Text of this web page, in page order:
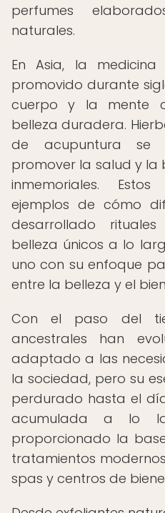
perfumes
naturales.
En Asia, la
promovido durante
cuerpo y la mente
belleza duradera.
de acupuntura se
promover la salud y la
inmemoriales.
ejemplos de cómo
desarrollado
belleza únicos a lo
uno con su enfoque
entre la belleza y el
Con el paso del
ancestrales han
adaptado a las
la sociedad, pero su
perdurado hasta el
acumulada a lo
proporcionado la
tratamientos
spas y centros de